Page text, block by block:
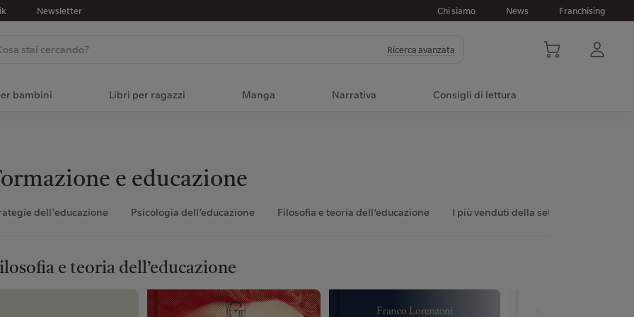
Newsletter Chi siamo News Franchising
Ricerca avanzata
bambini Libri per ragazzi Manga Narrativa Consigli di lettura
e educazione
dell'educazione Psicologia dell’educazione Filosofia e teoria dell’educazione I più venduti della settimana
e teoria dell’educazione